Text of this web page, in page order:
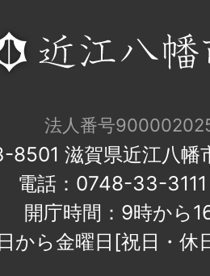
法人番号
8501 滋賀県近江八幡
電話：0748-33-
開庁時間：9時から
から金曜日[祝日・